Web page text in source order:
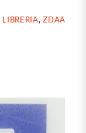
LIBRERIA,ZDAA